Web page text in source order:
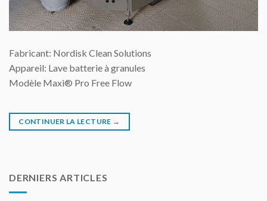
Fabricant: Nordisk Clean Solutions
Appareil: Lave batterie à granules
Modèle Maxi® Pro Free Flow
CONTINUER LA LECTURE →
DERNIERS ARTICLES